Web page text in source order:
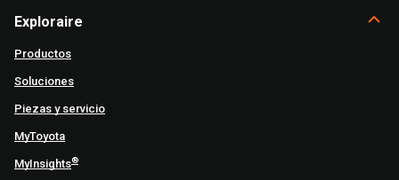
Exploraire
Productos
Soluciones
Piezas y servicio
MyToyota
MyInsights®